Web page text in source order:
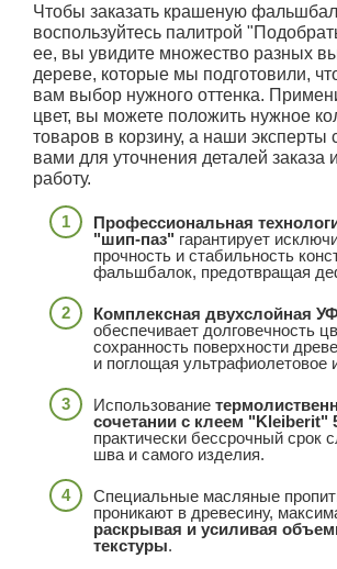
Чтобы заказать крашеную
воспользуйтесь палитрой
ее, вы увидите множество разных
дереве, которые мы подготовили,
вам выбор нужного оттенка.
цвет, вы можете положить нужное
товаров в корзину, а наши эксперты
вами для уточнения деталей заказа
работу.
Профессиональная
"шип-паз" гарантирует
прочность и стабильность
фальшбалок, предотвращая
Комплексная двухслойная
обеспечивает долговечность
сохранность поверхности
и поглощая ультрафиолетовое
Использование
сочетании с клеем "Kleiberit"
практически бессрочный срок
шва и самого изделия.
Специальные масляные
проникают в древесину,
раскрывая и усиливая
текстуры.